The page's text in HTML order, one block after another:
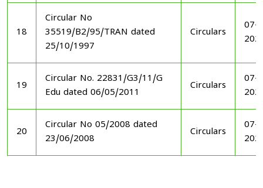
18
Circular No
35519/B2/95/TRAN dated
25/10/1997
Circulars
07-
19
Circular No. 22831/G3/11/G
Edu dated 06/05/2011
Circulars
07-
20
Circular No 05/2008 dated
23/06/2008
Circulars
07-